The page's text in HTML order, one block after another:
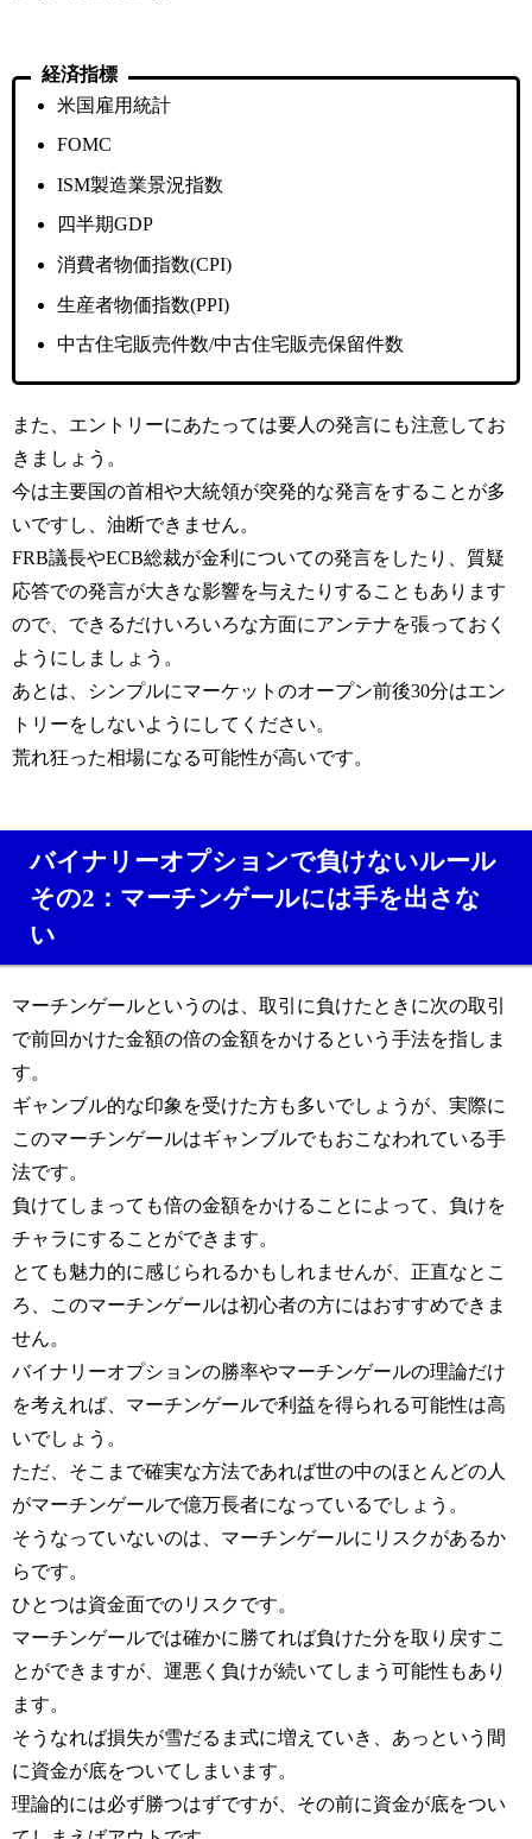
経済指標
米国雇用統計
FOMC
ISM製造業景況指数
四半期GDP
消費者物価指数(CPI)
生産者物価指数(PPI)
中古住宅販売件数/中古住宅販売保留件数
また、エントリーにあたっては要人の発言にも注意してお
きましょう。
今は主要国の首相や大統領が突発的な発言をすることが多
いですし、油断できません。
FRB議長やECB総裁が金利についての発言をしたり、質疑
応答での発言が大きな影響を与えたりすることもあります
ので、できるだけいろいろな方面にアンテナを張っておく
ようにしましょう。
あとは、シンプルにマーケットのオープン前後30分はエン
トリーをしないようにしてください。
荒れ狂った相場になる可能性が高いです。
バイナリーオプションで負けないルール
その2：マーチンゲールには手を出さな
い
マーチンゲールというのは、取引に負けたときに次の取引
で前回かけた金額の倍の金額をかけるという手法を指しま
す。
ギャンブル的な印象を受けた方も多いでしょうが、実際に
このマーチンゲールはギャンブルでもおこなわれている手
法です。
負けてしまっても倍の金額をかけることによって、負けを
チャラにすることができます。
とても魅力的に感じられるかもしれませんが、正直なとこ
ろ、このマーチンゲールは初心者の方にはおすすめできま
せん。
バイナリーオプションの勝率やマーチンゲールの理論だけ
を考えれば、マーチンゲールで利益を得られる可能性は高
いでしょう。
ただ、そこまで確実な方法であれば世の中のほとんどの人
がマーチンゲールで億万長者になっているでしょう。
そうなっていないのは、マーチンゲールにリスクがあるか
らです。
ひとつは資金面でのリスクです。
マーチンゲールでは確かに勝てれば負けた分を取り戻すこ
とができますが、運悪く負けが続いてしまう可能性もあり
ます。
そうなれば損失が雪だるま式に増えていき、あっという間
に資金が底をついてしまいます。
理論的には必ず勝つはずですが、その前に資金が底をつい